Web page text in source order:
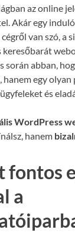
az online
Akár egy
van szó, a
keresőbarát
során abban,
hanem egy
és
WordPress
hanem
fontos
a